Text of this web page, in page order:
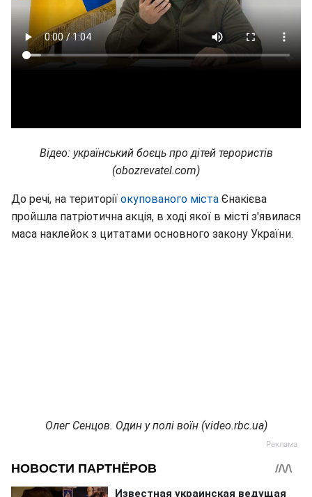
Відео: український боєць про дітей терористів
(obozrevatel.com)
До речі, на території окупованого міста Єнакієва
пройшла патріотична акція, в ході якої в місті з'явилася
маса наклейок з цитатами основного закону України.
Олег Сенцов. Один у полі воїн (video.rbc.ua)